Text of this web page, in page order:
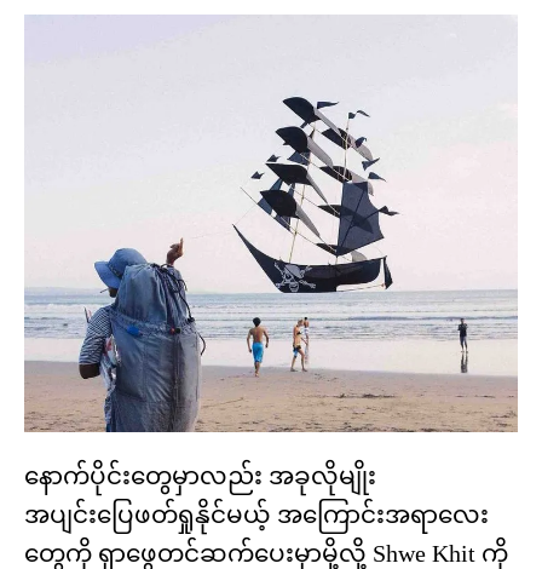
နောက်ပိုင်းတွေမှာလည်း အခုလိုမျိုး
အပျင်းပြေဖတ်ရှုနိုင်မယ့် အကြောင်းအရာလေး
တွေကို ရှာဖွေတင်ဆက်ပေးမှာမို့လို့ Shwe Khit ကို